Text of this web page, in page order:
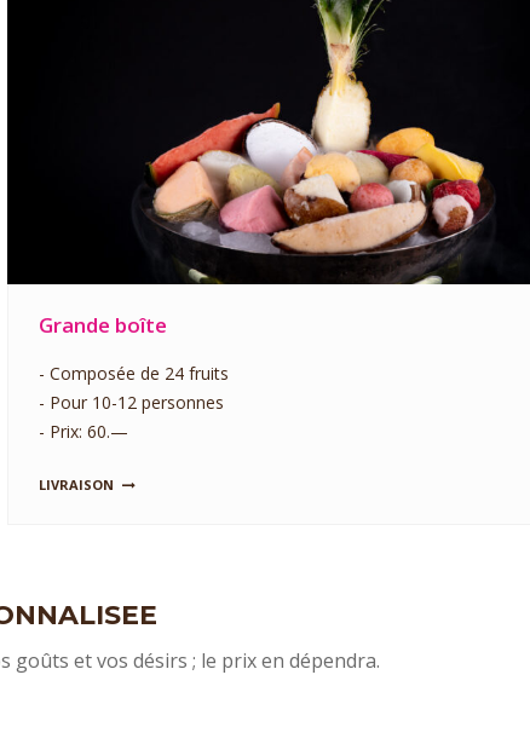
Grande boîte
- Composée de 24 fruits
- Pour 10-12 personnes
- Prix: 60.—
LIVRAISON
et vos désirs ; le prix en dépendra.